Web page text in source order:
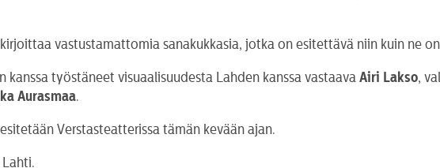
vastustamattomia sanakukkasia, jotka on esitettävä niin kuin ne
työstäneet visuaalisuudesta Lahden kanssa vastaavaAiri Lakso,
Aurasmaa.
Verstasteatterissa tämän kevään ajan.